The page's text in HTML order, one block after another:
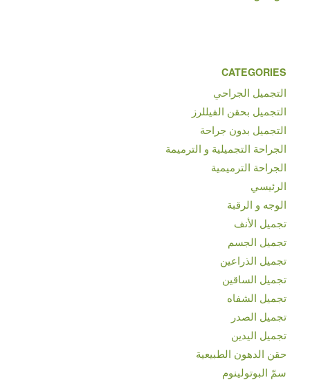
CATEGORIES
التجميل الجراحي
التجميل بحقن الفيللرز
التجميل بدون جراحة
الجراحة التجميلية و الترميمة
الجراحة الترميمية
الرئيسي
الوجه و الرقبة
تجميل الأنف
تجميل الجسم
تجميل الذراعين
تجميل الساقين
تجميل الشفاه
تجميل الصدر
تجميل اليدين
حقن الدهون الطبيعية
سمّ البوتولينوم